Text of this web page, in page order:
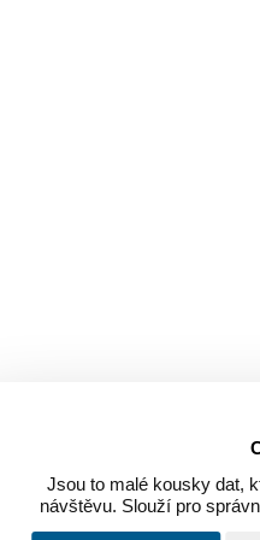
Jsou to malé kousky dat,
návštěvu. Slouží pro